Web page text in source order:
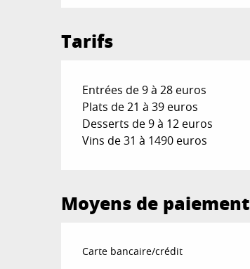
Tarifs
Entrées de 9 à 28 euros
Plats de 21 à 39 euros
Desserts de 9 à 12 euros
Vins de 31 à 1490 euros
Moyens de paiement
Carte bancaire/crédit